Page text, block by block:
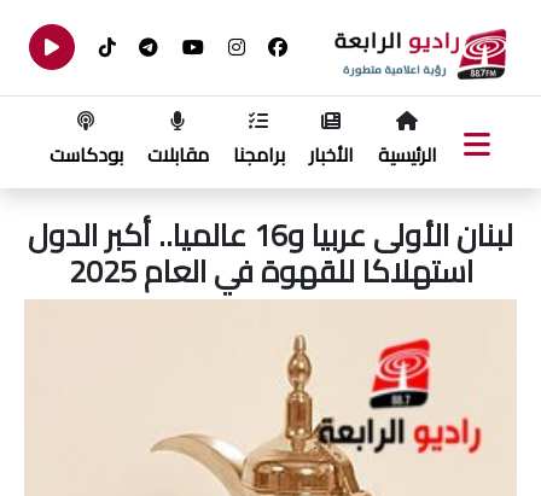
الرئيسية الأخبار برامجنا مقابلات بودكاست
لبنان الأولى عربيا و16 عالميا.. أكبر الدول
استهلاكا للقهوة في العام 2025